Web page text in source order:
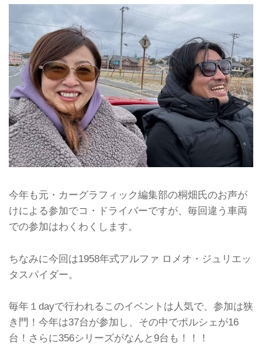
今年も元・カーグラフィック編集部の桐畑氏のお声が
けによる参加でコ・ドライバーですが、毎回違う車両
での参加はわくわくします。
ちなみに今回は1958年式アルファ ロメオ・ジュリエッ
タスパイダー。
毎年１dayで行われるこのイベントは人気で、参加は狭
き門！今年は37台が参加し、その中でポルシェが16
台！さらに356シリーズがなんと9台も！！！